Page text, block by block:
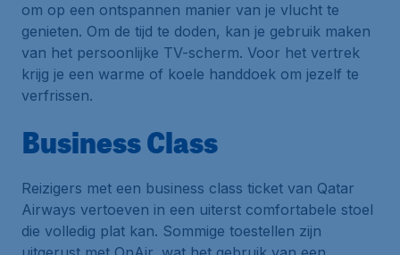
om op een ontspannen manier van je vlucht te
genieten. Om de tijd te doden, kan je gebruik maken
van het persoonlijke TV-scherm. Voor het vertrek
krijg je een warme of koele handdoek om jezelf te
verfrissen.
Business Class
Reizigers met een business class ticket van Qatar
Airways vertoeven in een uiterst comfortabele stoel
die volledig plat kan. Sommige toestellen zijn